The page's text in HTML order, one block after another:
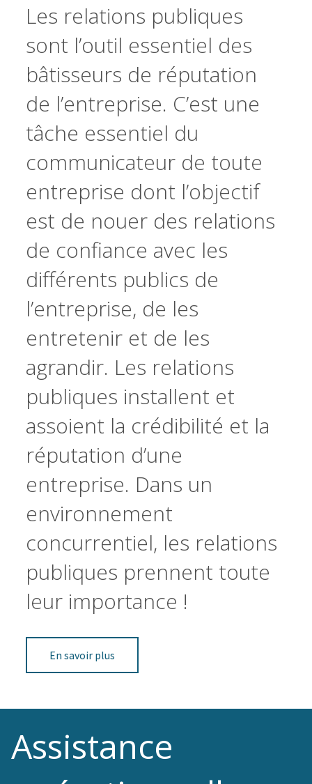
Les relations publiques
sont l’outil essentiel des
bâtisseurs de réputation
de l’entreprise. C’est une
tâche essentiel du
communicateur de toute
entreprise dont l’objectif
est de nouer des relations
de confiance avec les
différents publics de
l’entreprise, de les
entretenir et de les
agrandir. Les relations
publiques installent et
assoient la crédibilité et la
réputation d’une
entreprise. Dans un
environnement
concurrentiel, les relations
publiques prennent toute
leur importance !
En savoir plus
Assistance